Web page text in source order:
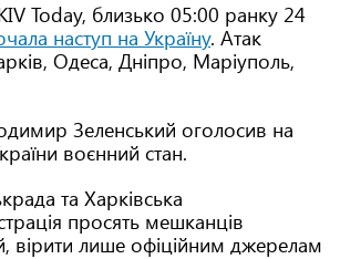
Today, близько 05:00 ранку 24
наступ на Україну. Атак
Одеса, Дніпро, Маріуполь,
Зеленський оголосив на
воєнний стан.
та Харківська
просять мешканців
вірити лише офіційним джерелам